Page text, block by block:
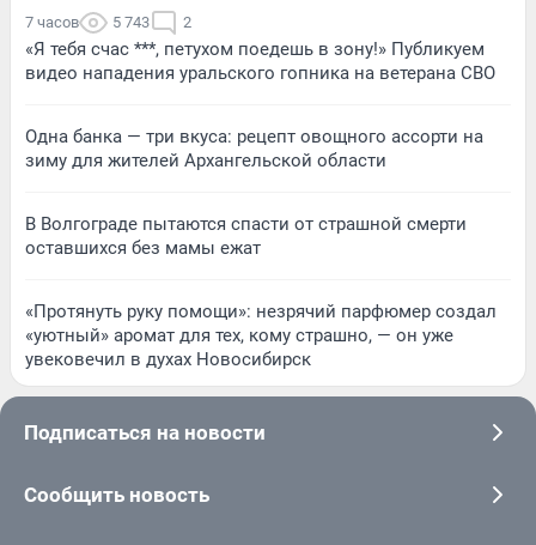
7 часов 5 743 2
«Я тебя счас ***, петухом поедешь в зону!» Публикуем
видео нападения уральского гопника на ветерана СВО
Одна банка — три вкуса: рецепт овощного ассорти на
зиму для жителей Архангельской области
В Волгограде пытаются спасти от страшной смерти
оставшихся без мамы ежат
«Протянуть руку помощи»: незрячий парфюмер создал
«уютный» аромат для тех, кому страшно, — он уже
увековечил в духах Новосибирск
Подписаться на новости
Сообщить новость